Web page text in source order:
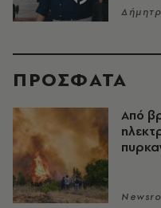
ΠΡΟΣΦΑΤΑ
Από